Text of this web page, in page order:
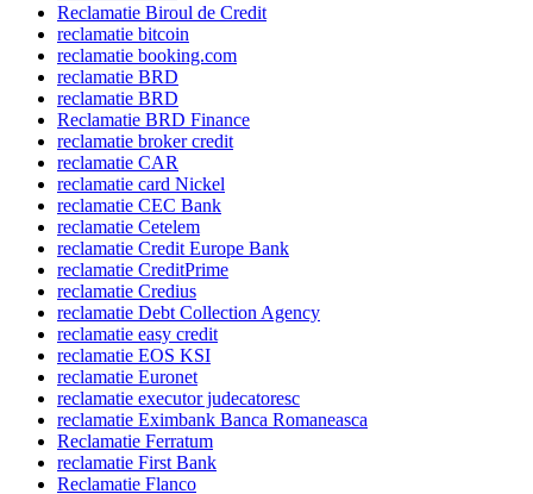
Reclamatie Biroul de Credit
reclamatie bitcoin
reclamatie booking.com
reclamatie BRD
reclamatie BRD
Reclamatie BRD Finance
reclamatie broker credit
reclamatie CAR
reclamatie card Nickel
reclamatie CEC Bank
reclamatie Cetelem
reclamatie Credit Europe Bank
reclamatie CreditPrime
reclamatie Credius
reclamatie Debt Collection Agency
reclamatie easy credit
reclamatie EOS KSI
reclamatie Euronet
reclamatie executor judecatoresc
reclamatie Eximbank Banca Romaneasca
Reclamatie Ferratum
reclamatie First Bank
Reclamatie Flanco